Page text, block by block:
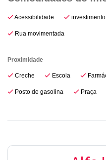
Acessibilidade investimento
Rua movimentada
Proximidade
Creche Escola
Posto de gasolina Praça